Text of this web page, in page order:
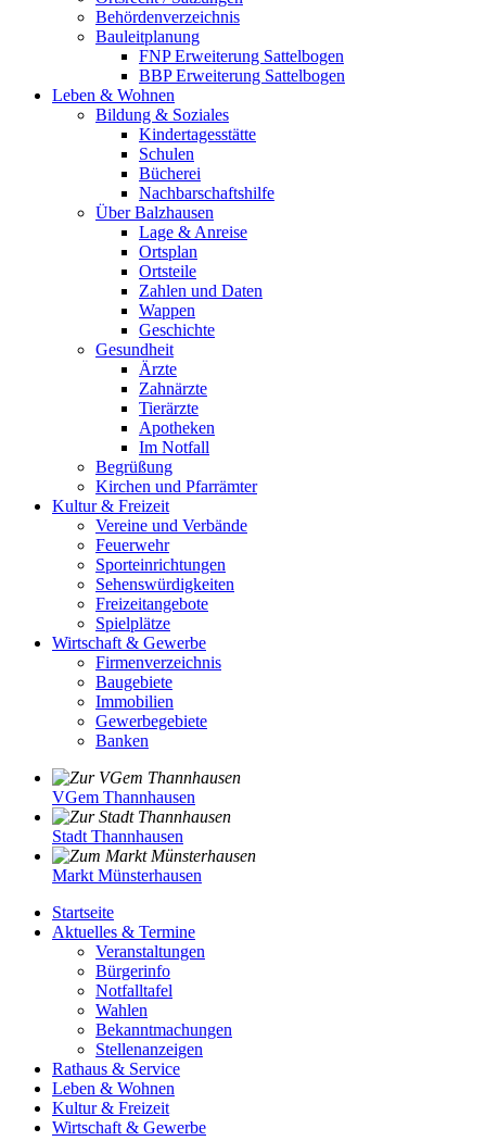
Behördenverzeichnis
Bauleitplanung
FNP Erweiterung Sattelbogen
BBP Erweiterung Sattelbogen
Leben & Wohnen
Bildung & Soziales
Kindertagesstätte
Schulen
Bücherei
Nachbarschaftshilfe
Über Balzhausen
Lage & Anreise
Ortsplan
Ortsteile
Zahlen und Daten
Wappen
Geschichte
Gesundheit
Ärzte
Zahnärzte
Tierärzte
Apotheken
Im Notfall
Begrüßung
Kirchen und Pfarrämter
Kultur & Freizeit
Vereine und Verbände
Feuerwehr
Sporteinrichtungen
Sehenswürdigkeiten
Freizeitangebote
Spielplätze
Wirtschaft & Gewerbe
Firmenverzeichnis
Baugebiete
Immobilien
Gewerbegebiete
Banken
VGem Thannhausen
Stadt Thannhausen
Markt Münsterhausen
Startseite
Aktuelles & Termine
Veranstaltungen
Bürgerinfo
Notfalltafel
Wahlen
Bekanntmachungen
Stellenanzeigen
Rathaus & Service
Leben & Wohnen
Kultur & Freizeit
Wirtschaft & Gewerbe